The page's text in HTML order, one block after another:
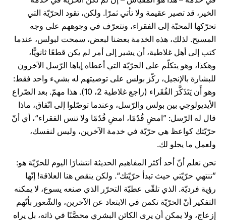
الخير، قد تصير عقيمة ولا تأتي ثمرًا. ولكن، تقود الحرّيّة التي
تحرّكها المحبّة إلى الفقراء، ونتعرّف في وجوههم على وجه
المسيح. لذلك، هذه الخدمة بعضنا لبعض، سمحت لبولس، عندما
كتب إلى أهل غلاطية، أن يشير إلى أمر لم يكن قطعًا ثانويًّا،
وهكذا، وهو يتكلّم على الحرّيّة التي أعطاه إياها الرّسل الآخرون
للبشارة بالإنجيل، ركّز بولس على توصيتهم له بشيء واحد فقط:
وهو أَن يَتَذَكَّرَ الفُقَراء (راجع غلاطية 2، 10). هذا مهمّ. بعد الصّراع
الأيديولوجي بين بولس والرّسل، وعندما توصّلوا إلى اتّفاق، ماذا
قال له الرّسل: ”امضِ قُدُمًا، امضِ قُدُمًا ولا تنس الفقراء“، أي أنّ
حرّيّتك كواعظ هي حرّيّة في خدمة الآخرين، وليس لنفسك،
ولعمل ما يحلو لك.
نحن نعلم أنّ أحد أكثر المفاهيم الحديثة انتشارًا اليوم للحرّيّة هو:
”تنتهي حرّيّتي حيث تبدأ حرّيّتك“. ولكن ينقص هنا العلاقة! إنّها
رؤية فرديّة. الذي تلقّى عطيّة التحرّر الذي صنعه يسوع، لا يمكنه
التفكير أنّ الحرّيّة تكمن في الابتعاد عن الآخرين، والشّعور بأنّهم
إزعاج، ولا يمكن أن يرى الكائن البشري محصَّنًا في ذاته، بل يراه